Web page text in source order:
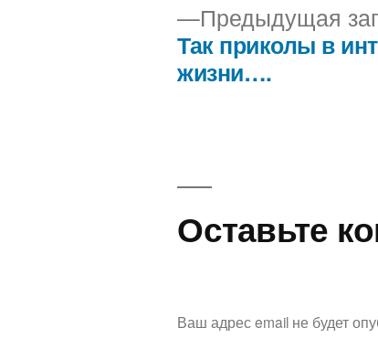
Навигация
записям
Предыдущая
Так приколы в
жизни….
Оставьте
Ваш адрес email не будет